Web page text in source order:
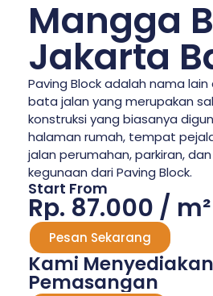
Mangga
Jakarta
Paving Block adalah nama
bata jalan yang merupakan
konstruksi yang biasanya
halaman rumah, tempat
jalan perumahan, parkiran,
kegunaan dari Paving Block.
Start From
Rp. 87.000 / m²
Pesan Sekarang
Kami
Pemasangan